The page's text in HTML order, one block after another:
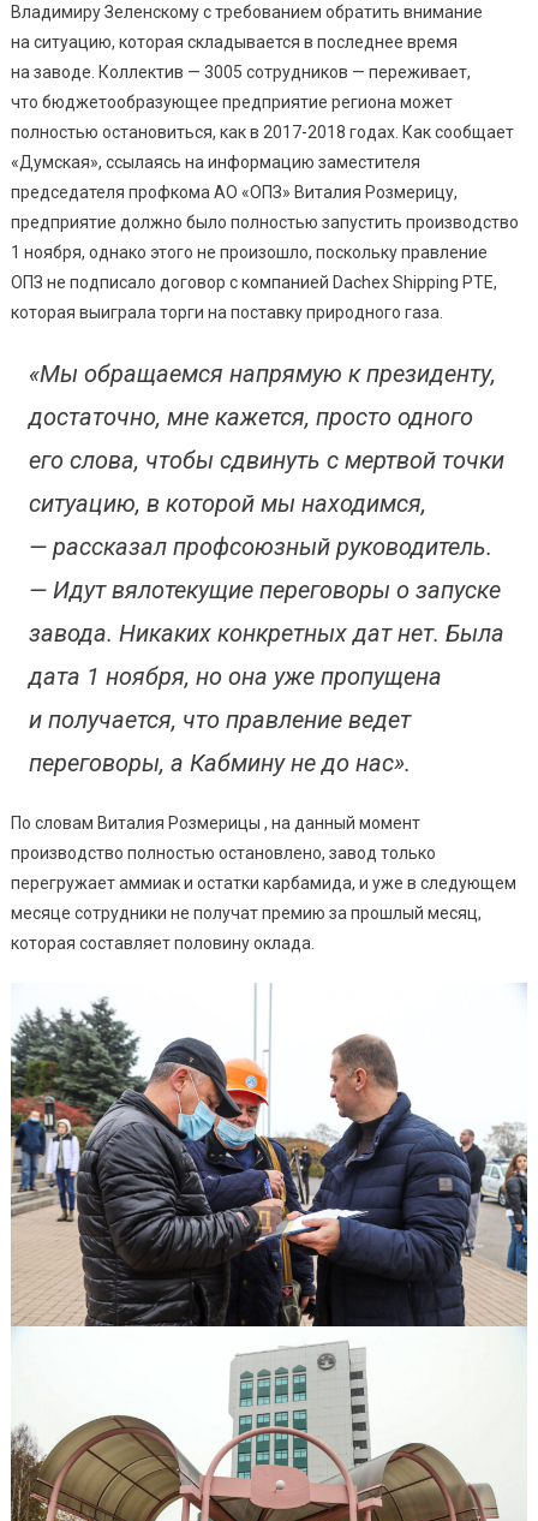
Провели
Предупредительный
Митинг
И
Обратились
Президенту
Владимиру Зеленскому с требованием обратить внимание
на ситуацию, которая складывается в последнее время
на заводе. Коллектив — 3005 сотрудников — переживает,
что бюджетообразующее предприятие региона может
полностью остановиться, как в 2017-2018 годах. Как сообщает
«Думская», ссылаясь на информацию заместителя
председателя профкома АО «ОПЗ» Виталия Розмерицу,
предприятие должно было полностью запустить производство
1 ноября, однако этого не произошло, поскольку правление
ОПЗ не подписало договор с компанией Dachex Shipping PTE,
которая выиграла торги на поставку природного газа.
«Мы обращаемся напрямую к президенту,
достаточно, мне кажется, просто одного
его слова, чтобы сдвинуть с мертвой точки
ситуацию, в которой мы находимся,
— рассказал профсоюзный руководитель.
— Идут вялотекущие переговоры о запуске
завода. Никаких конкретных дат нет. Была
дата 1 ноября, но она уже пропущена
и получается, что правление ведет
переговоры, а Кабмину не до нас».
По словам Виталия Розмерицы , на данный момент
производство полностью остановлено, завод только
перегружает аммиак и остатки карбамида, и уже в следующем
месяце сотрудники не получат премию за прошлый месяц,
которая составляет половину оклада.